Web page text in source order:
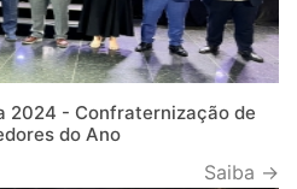
2024 - Confraternização de
do Ano
Saiba →